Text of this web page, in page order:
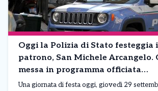
Oggi la Polizia di Stato festeggia
patrono, San Michele Arcangelo.
messa in programma officiata
dall’arcivescovo di Milano
Una giornata di festa oggi, giovedì 29